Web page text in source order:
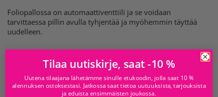
Foliopallossa on automaattiventtiili ja se voidaan
tarvittaessa pillin avulla tyhjentää ja myöhemmin täyttää
uudelleen.
Lisätietoja
Tilaa uutiskirje, saat -10 %
Uutena tilaajana lähetämme sinulle etukoodin, jolla saat 10 %
alennuksen ostoksestasi. Jatkossa saat tietoa uutuuksista, tarjouksista
ja eduista ensimmäisten joukossa.